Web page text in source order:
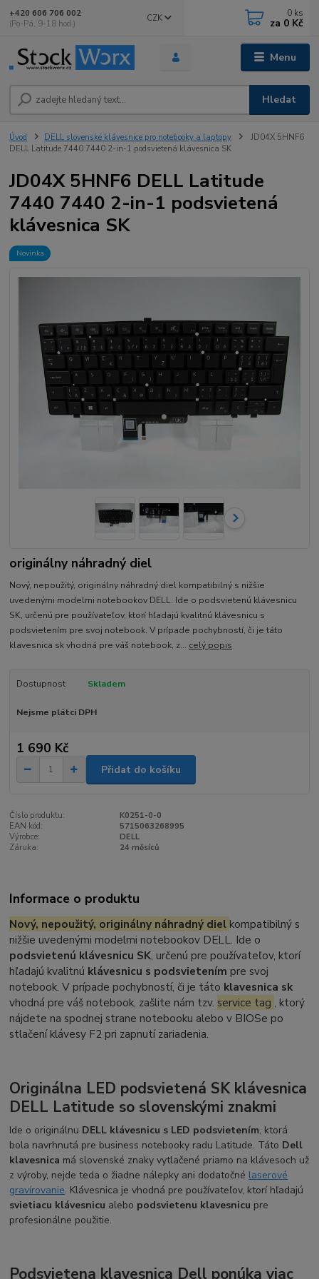
Menu
CZK
Hledat
+420 606 706 002
(Po-Pá, 9-18 hod.)
0 ks
za 0 Kč
Úvod DELL slovenské klávesnice pro notebooky a laptopy
JD04X 5HNF6
DELL Latitude 7440 7440 2-in-1 podsvietená klávesnica SK
JD04X 5HNF6 DELL Latitude
7440 7440 2-in-1 podsvietená
klávesnica SK
Novinka
originálny náhradný diel
Nový, nepoužitý, originálny náhradný diel kompatibilný s nižšie
uvedenými modelmi notebookov DELL. Ide o podsvietenú klávesnicu
SK, určenú pre používateľov, ktorí hľadajú kvalitnú klávesnicu s
podsvietením pre svoj notebook. V prípade pochybností, či je táto
klavesnica sk vhodná pre váš notebook, z... celý popis
Dostupnost Skladem
Nejsme plátci DPH
1 690 Kč
Přidat do košíku
Číslo produktu:
K0251-0-0
EAN kód:
5715063268995
Výrobce:
DELL
Záruka:
24 měsíců
Informace o produktu
Nový, nepoužitý, originálny náhradný diel kompatibilný s
nižšie uvedenými modelmi notebookov DELL. Ide o
podsvietenú klávesnicu SK, určenú pre používateľov, ktorí
hľadajú kvalitnú klávesnicu s podsvietením pre svoj
notebook. V prípade pochybností, či je táto klavesnica sk
vhodná pre váš notebook, zašlite nám tzv. service tag , ktorý
nájdete na spodnej strane notebooku alebo v BIOSe po
stlačení klávesy F2 pri zapnutí zariadenia.
Originálna LED podsvietená SK klávesnica
DELL Latitude so slovenskými znakmi
Ide o originálnu DELL klávesnicu s LED podsvietením, ktorá
bola navrhnutá pre business notebooky radu Latitude. Táto Dell
klavesnica má slovenské znaky vytlačené priamo na klávesoch už
z výroby, nejde teda o žiadne nálepky ani dodatočné laserové
gravírovanie. Klávesnica je vhodná pre používateľov, ktorí hľadajú
svietiacu klávesnicu alebo podsvietenu klavesnicu pre
profesionálne použitie.
Podsvietena klavesnica Dell ponúka viac